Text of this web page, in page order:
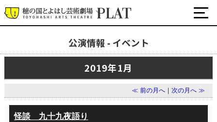
公式SNS
公演情報 - イベント
2019年1月
≪ 前の月へ ｜次の月へ ≫
怪談 九十九夜語り
最新の公演・イベント情報
演劇・ダンス・音楽など
イベント